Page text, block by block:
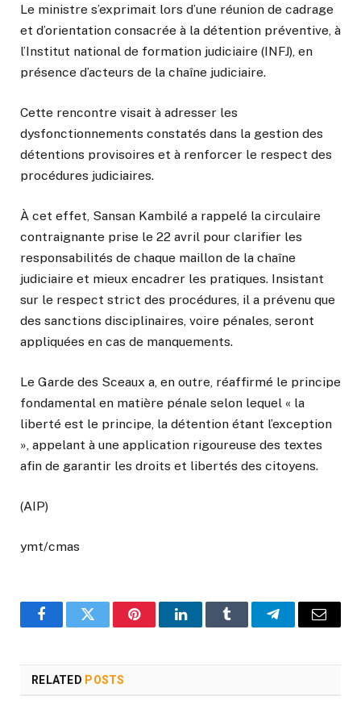
Le ministre s’exprimait lors d’une réunion de cadrage
et d’orientation consacrée à la détention préventive, à
l’Institut national de formation judiciaire (INFJ), en
présence d’acteurs de la chaîne judiciaire.
Cette rencontre visait à adresser les
dysfonctionnements constatés dans la gestion des
détentions provisoires et à renforcer le respect des
procédures judiciaires.
À cet effet, Sansan Kambilé a rappelé la circulaire
contraignante prise le 22 avril pour clarifier les
responsabilités de chaque maillon de la chaîne
judiciaire et mieux encadrer les pratiques. Insistant
sur le respect strict des procédures, il a prévenu que
des sanctions disciplinaires, voire pénales, seront
appliquées en cas de manquements.
Le Garde des Sceaux a, en outre, réaffirmé le principe
fondamental en matière pénale selon lequel « la
liberté est le principe, la détention étant l’exception
», appelant à une application rigoureuse des textes
afin de garantir les droits et libertés des citoyens.
(AIP)
ymt/cmas
FacebookTwitter PinterestLinkedInTumblr TelegramEmail
RELATED POSTS